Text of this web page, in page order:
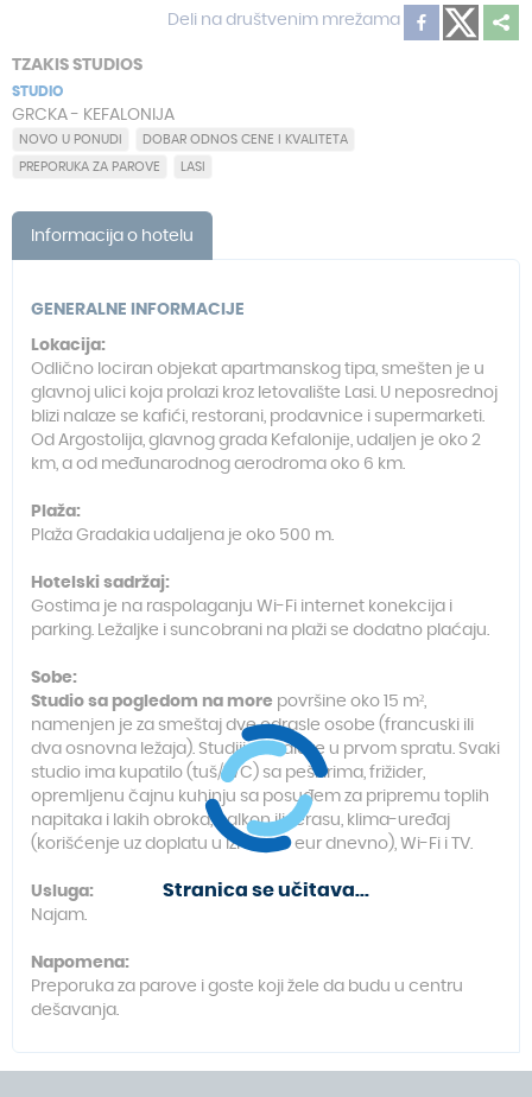
Deli na društvenim mrežama
TZAKIS STUDIOS
STUDIO
GRCKA - KEFALONIJA
NOVO U PONUDI DOBAR ODNOS CENE I KVALITETA
PREPORUKA ZA PAROVE LASI
Informacija o hotelu
GENERALNE INFORMACIJE
Lokacija:
Odlično lociran objekat apartmanskog tipa, smešten je u
glavnoj ulici koja prolazi kroz letovalište Lasi. U neposrednoj
blizi nalaze se kafići, restorani, prodavnice i supermarketi.
Od Argostolija, glavnog grada Kefalonije, udaljen je oko 2
km, a od međunarodnog aerodroma oko 6 km.
Plaža:
Plaža Gradakia udaljena je oko 500 m.
Hotelski sadržaj:
Gostima je na raspolaganju Wi-Fi internet konekcija i
parking. Ležaljke i suncobrani na plaži se dodatno plaćaju.
Sobe:
Studio sa pogledom na more površine oko 15 m²,
namenjen je za smeštaj dve odrasle osobe (francuski ili
dva osnovna ležaja). Studiji se nalaze u prvom spratu. Svaki
studio ima kupatilo (tuš/WC) sa peškirima, frižider,
opremljenu čajnu kuhinju sa posuđem za pripremu toplih
napitaka i lakih obroka, balkon ili terasu, klima-uređaj
(korišćenje uz doplatu u iznosu 6 eur dnevno), Wi-Fi i TV.
Usluga:
Najam.
Napomena:
Preporuka za parove i goste koji žele da budu u centru
dešavanja.
Stranica se učitava...